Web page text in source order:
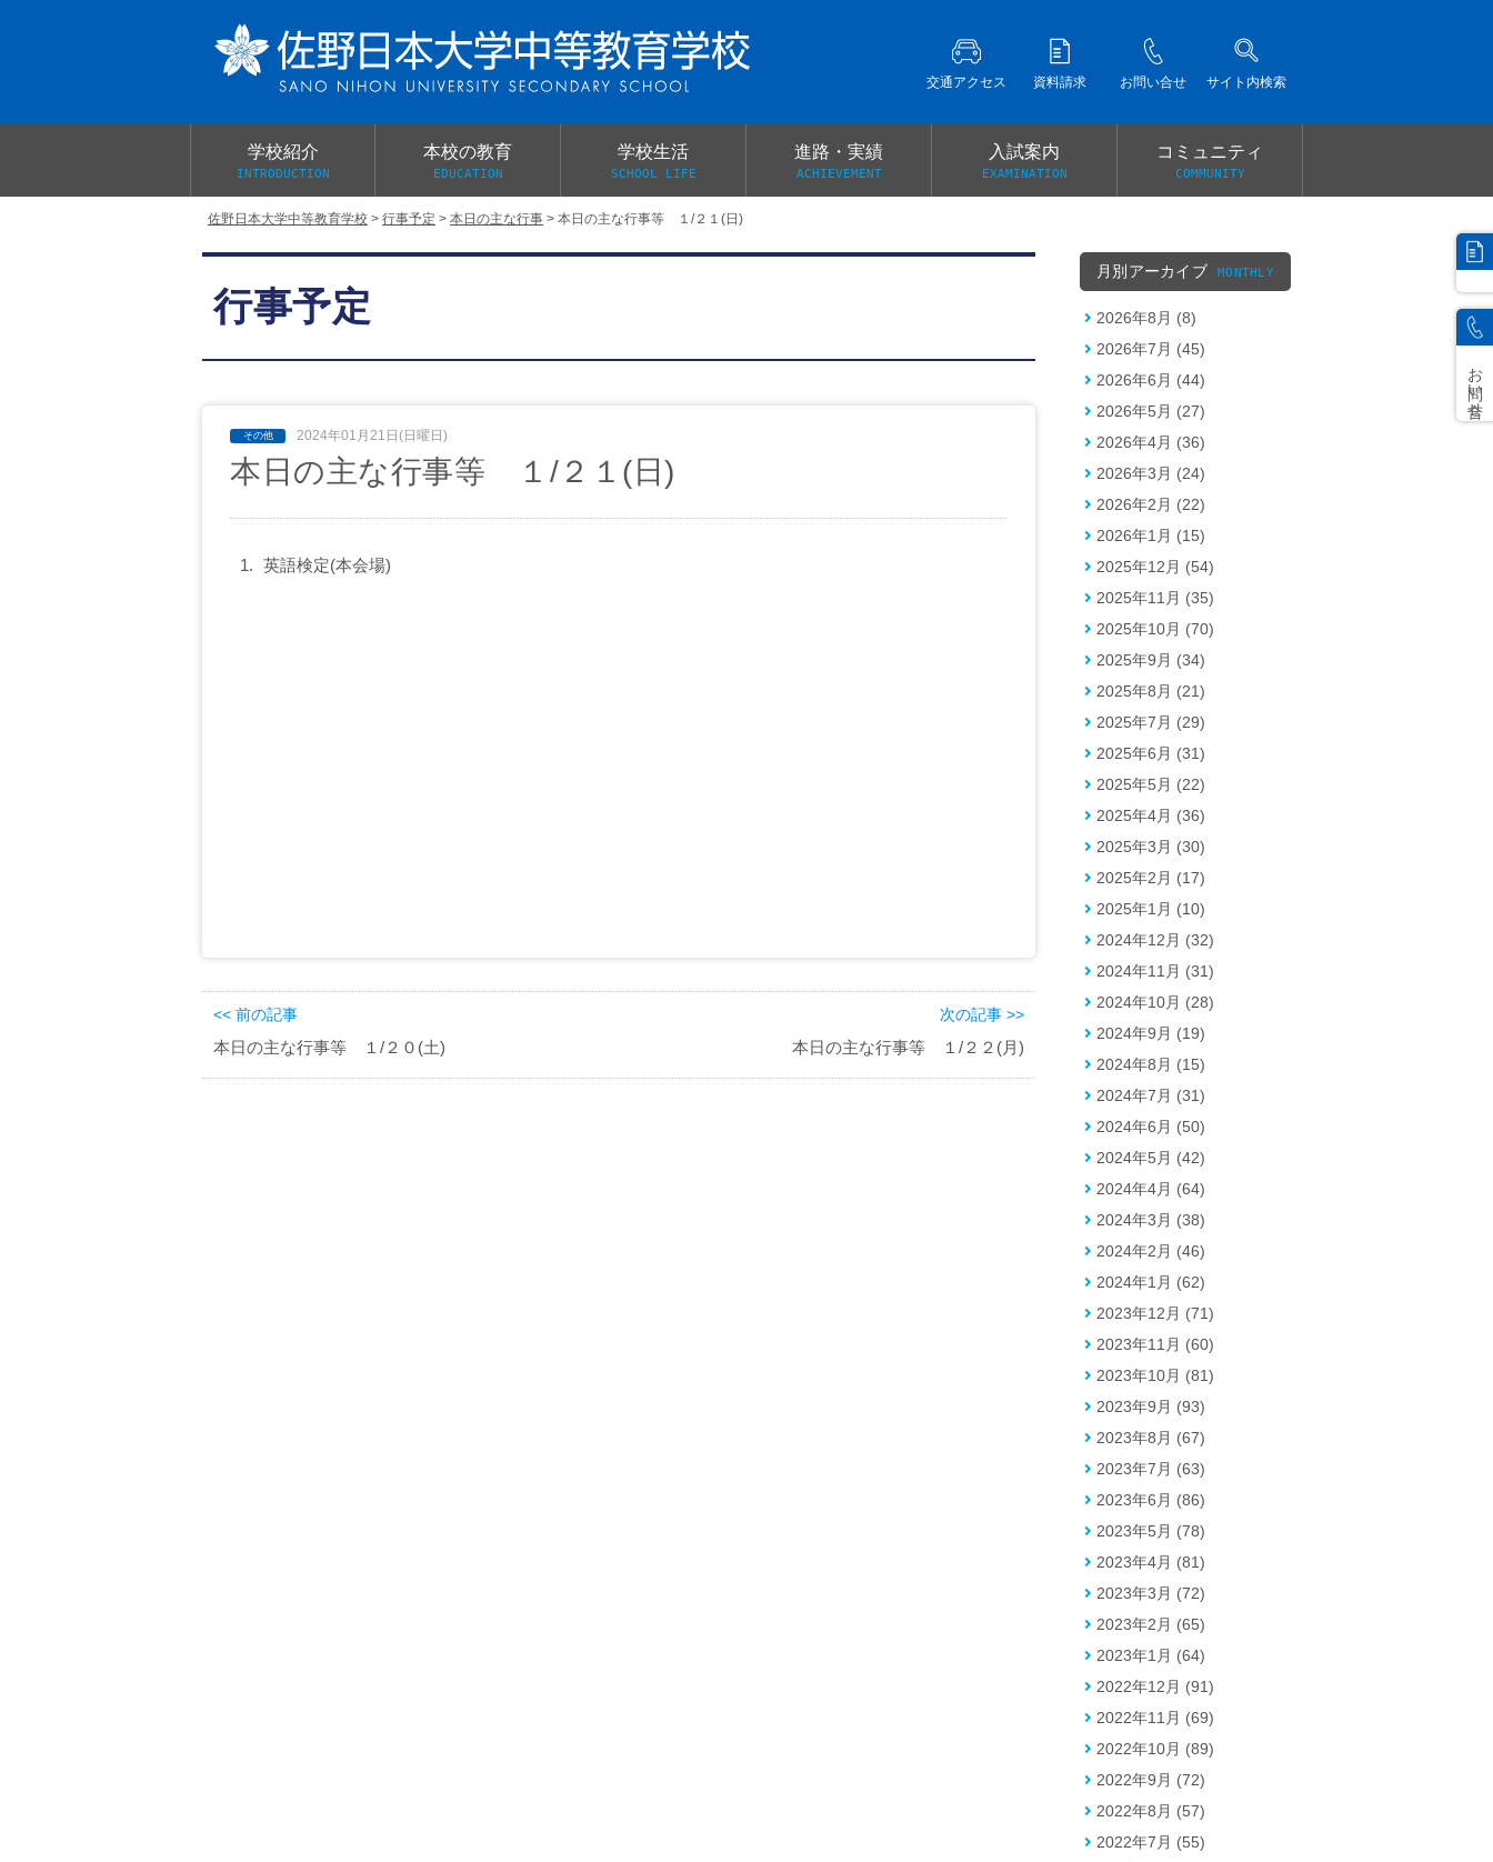
お問い合せ
交通アクセス 資料請求 お問い合せ サイト内検索
佐野日本大学中等教育学校 > 行事予定 > 本日の主な行事 > 本日の主な行事等 １/２１(日)
学校紹介
INTRODUCTION
学校案内パンフレット
本校の教育
EDUCATION
総合的探究（学習）の時間
学校生活
SCHOOL LIFE
制服紹介
進路・実績
ACHIEVEMENT
入試案内
EXAMINATION
コミュニティ
COMMUNITY
桜美会
行事予定
2024年01月21日(日曜日)
本日の主な行事等 １/２１(日)
英語検定(本会場)
<< 前の記事
本日の主な行事等 １/２０(土)
次の記事 >>
本日の主な行事等 １/２２(月)
月別アーカイブ MONTHLY
2026年8月 (8)
2026年7月 (45)
2026年6月 (44)
2026年5月 (27)
2026年4月 (36)
2026年3月 (24)
2026年2月 (22)
2026年1月 (15)
2025年12月 (54)
2025年11月 (35)
2025年10月 (70)
2025年9月 (34)
2025年8月 (21)
2025年7月 (29)
2025年6月 (31)
2025年5月 (22)
2025年4月 (36)
2025年3月 (30)
2025年2月 (17)
2025年1月 (10)
2024年12月 (32)
2024年11月 (31)
2024年10月 (28)
2024年9月 (19)
2024年8月 (15)
2024年7月 (31)
2024年6月 (50)
2024年5月 (42)
2024年4月 (64)
2024年3月 (38)
2024年2月 (46)
2024年1月 (62)
2023年12月 (71)
2023年11月 (60)
2023年10月 (81)
2023年9月 (93)
2023年8月 (67)
2023年7月 (63)
2023年6月 (86)
2023年5月 (78)
2023年4月 (81)
2023年3月 (72)
2023年2月 (65)
2023年1月 (64)
2022年12月 (91)
2022年11月 (69)
2022年10月 (89)
2022年9月 (72)
2022年8月 (57)
2022年7月 (55)